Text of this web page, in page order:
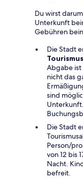
Du wirst
Unterkunft
Gebühren
Die Stadt
Abgabe
nicht das
sind
Die Stadt
Person/
von 12 bis
Nacht.
befreit.